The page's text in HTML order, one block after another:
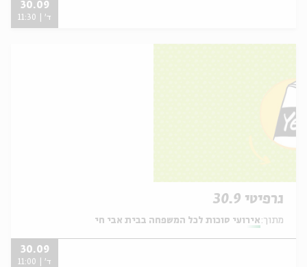
30.09
ד' | 11:30
גרפיטי 30.9
מתוך: אירועי סוכות לכל המשפחה בבית אבי חי
30.09
ד' | 11:00